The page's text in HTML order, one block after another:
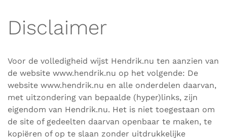
Disclaimer
Voor de volledigheid wijst Hendrik.nu ten aanzien van
de website www.hendrik.nu op het volgende: De
website www.hendrik.nu en alle onderdelen daarvan,
met uitzondering van bepaalde (hyper)links, zijn
eigendom van Hendrik.nu. Het is niet toegestaan om
de site of gedeelten daarvan openbaar te maken, te
kopiëren of op te slaan zonder uitdrukkelijke